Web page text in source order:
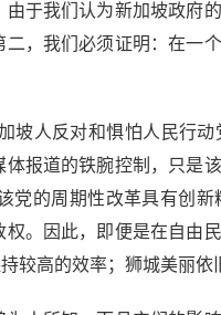
我们认为新加坡政府
，我们必须证明：在一
人反对和惧怕人民行动
报道的铁腕控制，只是
的周期性改革具有创
。因此，即便是在自由
较高的效率；狮城美丽依